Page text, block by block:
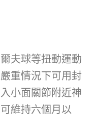
夫球等扭動運動
重情況下可用封
小面關節附近神
維持六個月以